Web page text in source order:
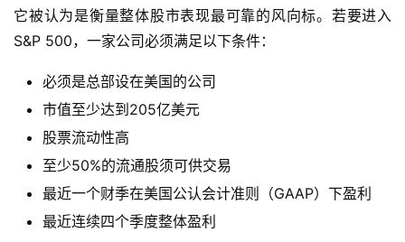
它被认为是衡量整体股市表现最可靠的风向标。若要进入
S&P 500，一家公司必须满足以下条件：
必须是总部设在美国的公司
市值至少达到205亿美元
股票流动性高
至少50%的流通股须可供交易
最近一个财季在美国公认会计准则（GAAP）下盈利
最近连续四个季度整体盈利